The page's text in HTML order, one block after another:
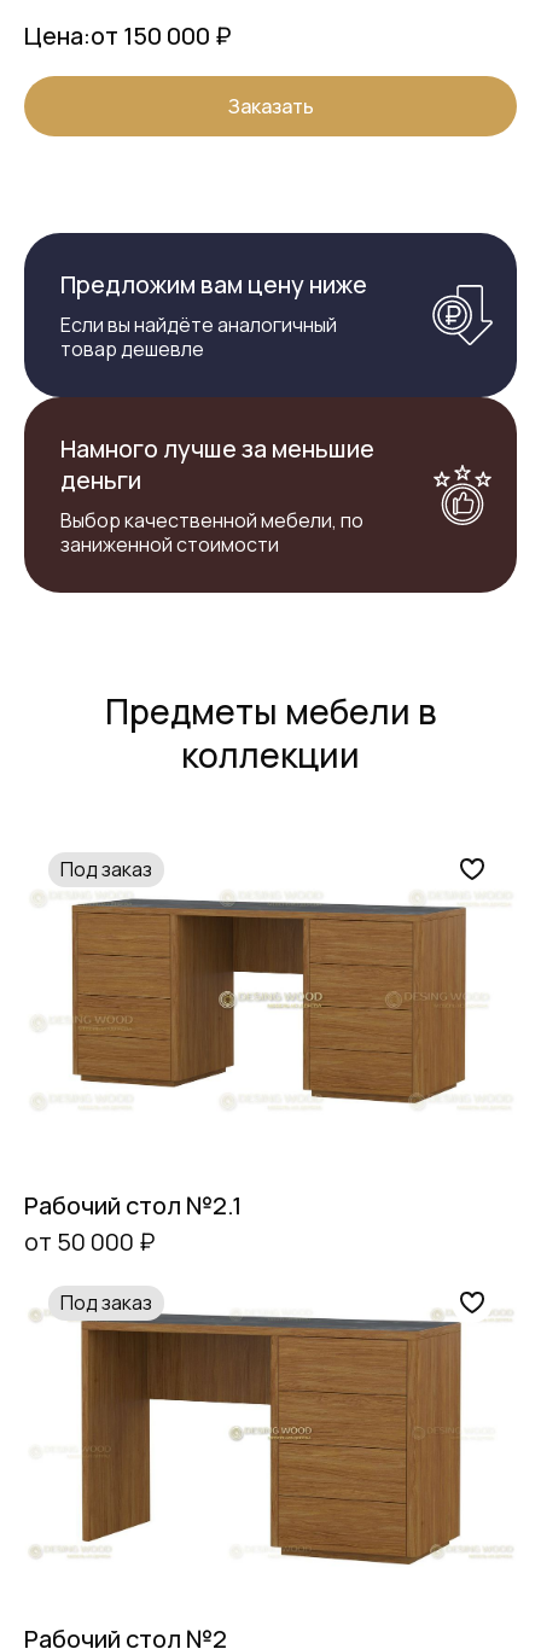
Цена:от 150 000 ₽
Заказать
Предложим вам цену ниже
Если вы найдёте аналогичный
товар дешевле
Намного лучше за меньшие
деньги
Выбор качественной мебели, по
заниженной стоимости
Предметы мебели в
коллекции
Под заказ
Рабочий стол №2.1
от 50 000 ₽
Под заказ
Рабочий стол №2